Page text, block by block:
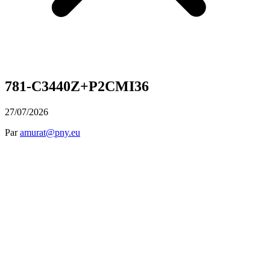
781-C3440Z+P2CMI36
27/07/2026
Par amurat@pny.eu